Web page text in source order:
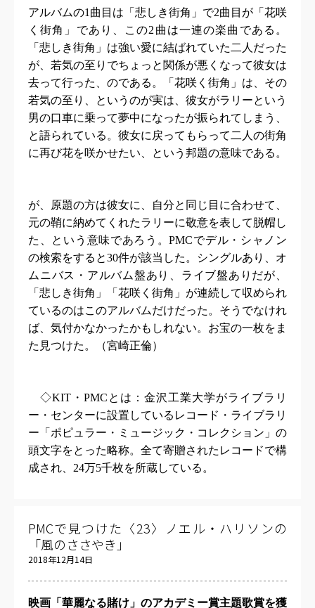
アルバムの1 曲目は「悲しき街角」で2曲目が「花咲
く街角」であり、この2 曲は一連の楽曲である。
「悲しき街角」は強い愛に結ばれていた二人だった
が、若気の至りでちょっと関係が悪くなって彼女は
去って行った、のである。「花咲く街角」は、その
若気の至り、というのが実は、彼女がラリーという
男の口車に乗って夢中になったが振られてしまう、
と語られている。彼女に戻ってもらって二人の街角
に再び花を咲かせたい、という邦題の意味である。
が、原題の方は彼女に、自分と同じ目に合わせて、
元の鞘に納めてくれたラリーに敬意を表して脱帽し
た、という意味であろう。PMCでデル・シャノン
の検索をすると30件が該当した。シングルあり、オ
ムニバス・アルバム盤あり、ライブ盤ありだが、
「悲しき街角」「花咲く街角」が連続して収められ
ているのはこのアルバムだけだった。そうでなけれ
ば、気付かなかったかもしれない。お宝の一枚をま
た見つけた。（宮崎正倫）
◇KIT ・ PMC とは：金沢工業大学がライブラリ
ー・センターに設置しているレコード・ライブラリ
ー「ポピュラー・ミュージック・コレクション」の
頭文字をとった略称。全て寄贈されたレコードで構
成され、 24万5千枚を所蔵している。
PMCで見つけた〈23〉ノエル・ハリソンの
「風のささやき」
2018年12月14日
映画「華麗なる賭け」のアカデミー賞主題歌賞を獲